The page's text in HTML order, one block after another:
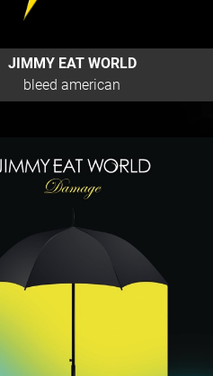
JIMMY EAT WORLD
bleed american